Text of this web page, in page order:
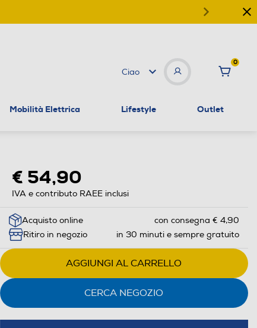
Ciao
0
Mobilità Elettrica Lifestyle Outlet
€ 54,90
IVA e contributo RAEE inclusi
Acquisto online
con consegna € 4,90
Ritiro in negozio
in 30 minuti e sempre gratuito
AGGIUNGI AL CARRELLO
CERCA NEGOZIO